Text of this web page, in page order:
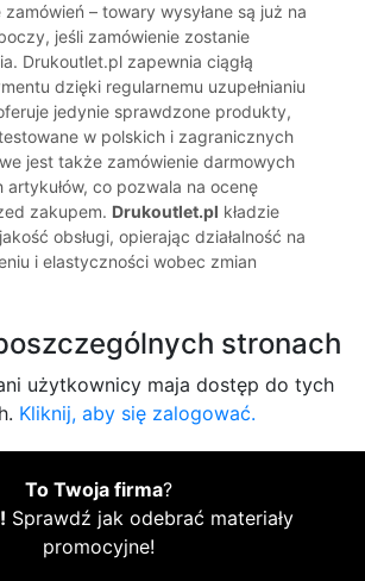
– towary wysyłane są już na
jeśli zamówienie zostanie
Drukoutlet.pl zapewnia ciągłą
dzięki regularnemu uzupełnianiu
jedynie sprawdzone produkty,
w polskich i zagranicznych
jest także zamówienie darmowych
co pozwala na ocenę
zakupem. Drukoutlet.pl kładzie
obsługi, opierając działalność na
i elastyczności wobec zmian
stronach
użytkownicy maja dostęp do tych
Kliknij, aby się zalogować.
To Twoja firma?
Sprawdź jak odebrać materiały
promocyjne!